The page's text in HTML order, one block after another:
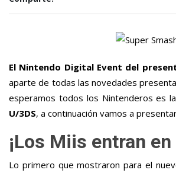
El Nintendo Digital Event del
aparte de todas las novedades
esperamos todos los Nintenderos es
U/3DS, a continuación vamos a
¡Los Miis entran
Lo primero que mostraron para el